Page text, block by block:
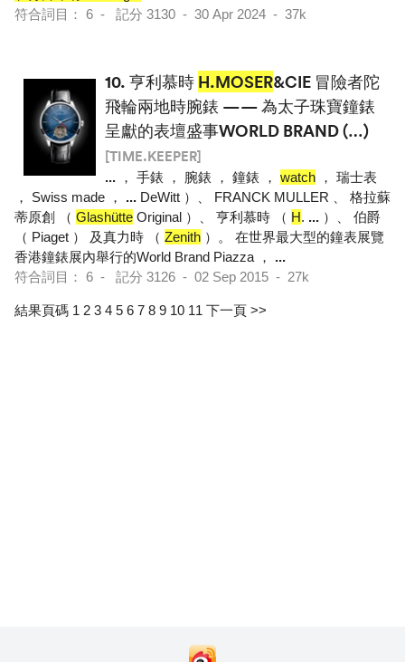
符合詞目： 6 - 記分 3130 - 30 Apr 2024 - 37k
10. 亨利慕時 H.MOSER&CIE 冒險者陀
飛輪兩地時腕錶 —— 為太子珠寶鐘錶
呈獻的表壇盛事WORLD BRAND (…)
[TIME.KEEPER]
... ， 手錶 ， 腕錶 ， 鐘錶 ， watch ， 瑞士表
， Swiss made ， ... DeWitt ）、 FRANCK MULLER 、 格拉蘇
蒂原創 （ Glashütte Original ）、 亨利慕時 （ H. ... ）、 伯爵
（ Piaget ） 及真力時 （ Zenith ）。 在世界最大型的鐘表展覽
香港鐘錶展內舉行的World Brand Piazza ， ...
符合詞目： 6 - 記分 3126 - 02 Sep 2015 - 27k
結果頁碼 1 2 3 4 5 6 7 8 9 10 11 下一頁 >>